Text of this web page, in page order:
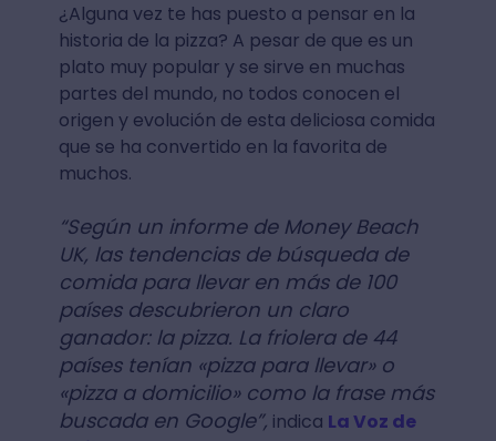
¿Alguna vez te has puesto a pensar en la
historia de la pizza? A pesar de que es un
plato muy popular y se sirve en muchas
partes del mundo, no todos conocen el
origen y evolución de esta deliciosa comida
que se ha convertido en la favorita de
muchos.
“Según un informe de Money Beach
UK, las tendencias de búsqueda de
comida para llevar en más de 100
países descubrieron un claro
ganador: la pizza. La friolera de 44
países tenían «pizza para llevar» o
«pizza a domicilio» como la frase más
buscada en Google”, indica La Voz de